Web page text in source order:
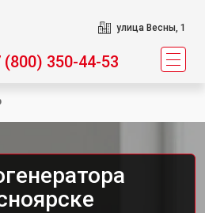
улица Весны, 1
(800) 350-44-53